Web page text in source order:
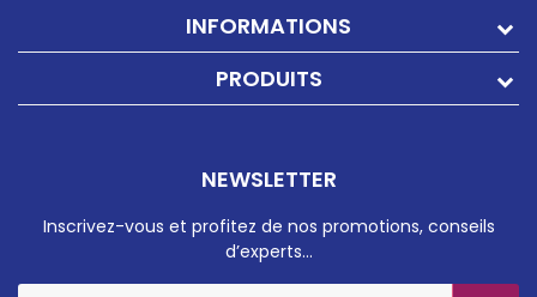
INFORMATIONS
PRODUITS
NEWSLETTER
Inscrivez-vous et profitez de nos promotions, conseils
d’experts…